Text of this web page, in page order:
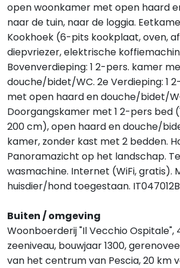
open woonkamer met open haard
naar de tuin, naar de loggia.
Kookhoek (6-pits kookplaat, oven,
diepvriezer, elektrische
Bovenverdieping: 1 2-pers. kamer
douche/bidet/WC. 2e Verdieping: 1
met open haard en douche/bidet/
Doorgangskamer met 1 2-pers bed
200 cm), open haard en douche/
kamer, zonder kast met 2 bedden.
Panoramazicht op het landschap.
wasmachine. Internet (WiFi, gratis).
huisdier/hond toegestaan.
Buiten / omgeving
Woonboerderij "Il Vecchio Ospitale",
zeeniveau, bouwjaar 1300,
van het centrum van Pescia, 20 km